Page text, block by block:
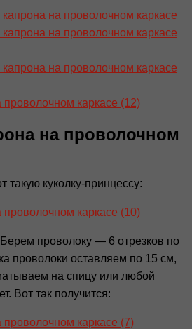
на проволочном
такую куколку-принцессу:
проволоку — 6 отрезков по
проволоки оставляем по 15 см,
на спицу или любой
Вот так получится: